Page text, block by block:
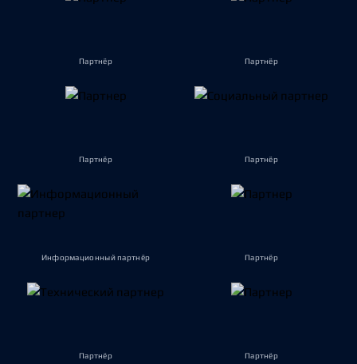
Партнёр Партнёр
Партнёр Партнёр
Информационный партнёр Партнёр
Партнёр Партнёр